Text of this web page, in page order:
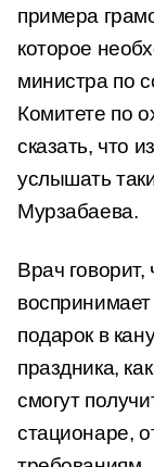
примера
которое
министра по
Комитете по
сказать, что
услышать
Мурзабаева.
Врач
подарок в
праздника,
смогут
стационаре,